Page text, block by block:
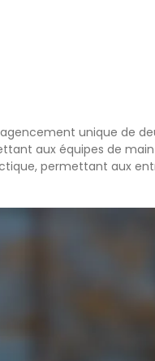
unique de
aux équipes de
permettant aux